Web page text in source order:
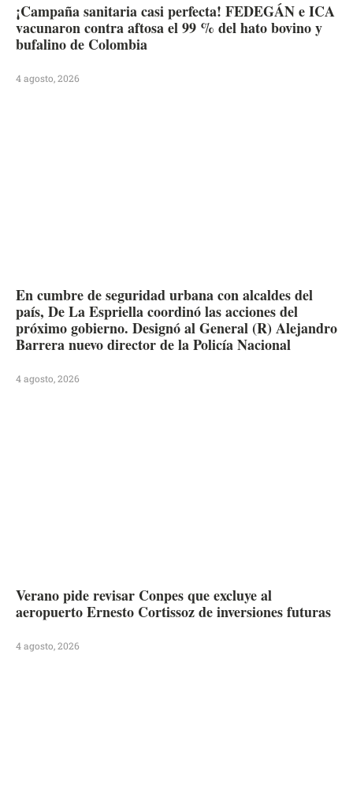
¡Campaña sanitaria casi perfecta! FEDEGÁN e ICA
vacunaron contra aftosa el 99 % del hato bovino y
bufalino de Colombia
4 agosto, 2026
En cumbre de seguridad urbana con alcaldes del
país, De La Espriella coordinó las acciones del
próximo gobierno. Designó al General (R) Alejandro
Barrera nuevo director de la Policía Nacional
4 agosto, 2026
Verano pide revisar Conpes que excluye al
aeropuerto Ernesto Cortissoz de inversiones futuras
4 agosto, 2026